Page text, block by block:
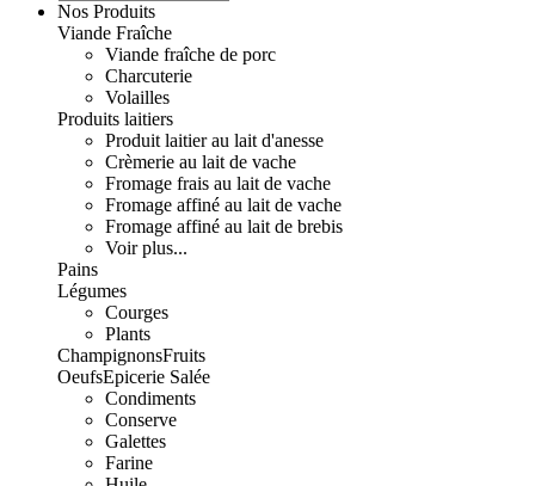
Nos Produits
Viande Fraîche
Viande fraîche de porc
Charcuterie
Volailles
Produits laitiers
Produit laitier au lait d'anesse
Crèmerie au lait de vache
Fromage frais au lait de vache
Fromage affiné au lait de vache
Fromage affiné au lait de brebis
Voir plus...
Pains
Légumes
Courges
Plants
ChampignonsFruits
OeufsEpicerie Salée
Condiments
Conserve
Galettes
Farine